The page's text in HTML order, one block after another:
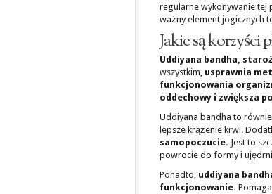
regularne wykonywanie tej
ważny element jogicznych
Jakie są korzyści
Uddiyana bandha,
wszystkim, usprawnia
funkcjonowania
oddechowy i zwiększa
Uddiyana bandha to
lepsze krążenie krwi.
samopoczucie. Jest to
powrocie do formy i
Ponadto, uddiyana
funkcjonowanie.